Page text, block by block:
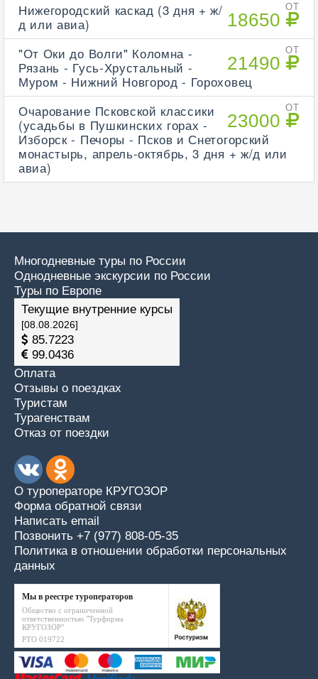
ОТ
18650
Нижегородский каскад (3 дня + ж/
д или авиа)
ОТ
21490
"От Оки до Волги" Коломна -
Рязань - Гусь-Хрустальный -
Муром - Нижний Новгород - Гороховец
ОТ
23000
Очарование Псковской классики
(усадьбы в Пушкинских горах -
Изборск - Печоры - Псков и Снетогорский
монастырь, апрель-октябрь, 3 дня + ж/д или
авиа)
Многодневные туры по России
Однодневные экскурсии по России
Туры по Европе
Текущие внутренние курсы
[08.08.2026]
85.7223
99.0436
Оплата
Отзывы о поездках
Туристам
Турагенствам
Отказ от поездки
О туроператоре КРУГОЗОР
Форма обратной связи
Написать email
Позвонить +7 (977) 808-05-35
Политика в отношении обработки персональных
данных
Мы в реестре туроператоров
Общество с ограниченной
ответственностью "Турфирма
КРУГОЗОР"
РТО 019722